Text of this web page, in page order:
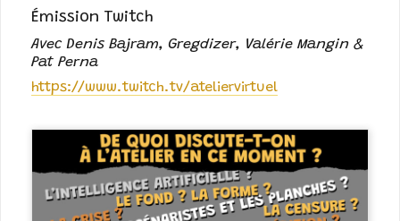
Émission Twitch
Avec Denis Bajram, Gregdizer, Valérie Mangin &
Pat Perna
https://www.twitch.tv/ateliervirtuel